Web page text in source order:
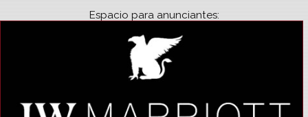
Espacio para anunciantes: